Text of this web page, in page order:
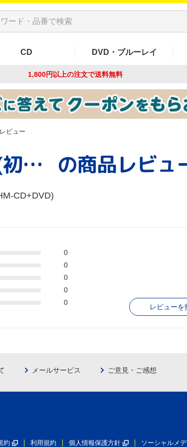
CD DVD・ブルーレイ
1,800円以上の注文で送料無料
ビュー
ベスト・オブ・KISS 40(初回限定盤)(SHM-CD+DVD) の商品レビュ
CD+DVD)
0
0
0
0
0
レビューを
メールサービス ご意見・ご感想
約 利用規約 個人情報保護方針 ソーシャルメ